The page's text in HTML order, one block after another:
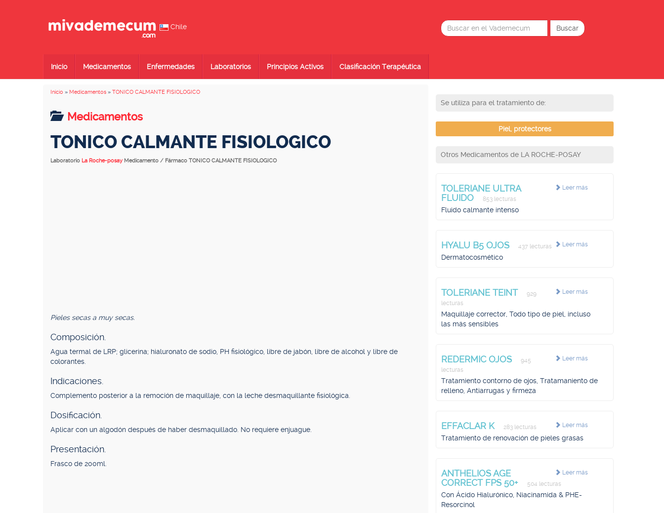
Chile
Inicio Medicamentos Enfermedades Laboratorios Principios Activos Clasificación Terapéutica
Inicio » Medicamentos » TONICO CALMANTE FISIOLOGICO
Medicamentos
TONICO CALMANTE FISIOLOGICO
Laboratorio La Roche-posay Medicamento / Fármaco TONICO CALMANTE FISIOLOGICO
Pieles secas a muy secas.
Composición.
Agua termal de LRP; glicerina; hialuronato de sodio, PH fisiológico, libre de jabón, libre de alcohol y libre de
colorantes.
Indicaciones.
Complemento posterior a la remoción de maquillaje, con la leche desmaquillante fisiológica.
Dosificación.
Aplicar con un algodón después de haber desmaquillado. No requiere enjuague.
Presentación.
Frasco de 200ml.
Se utiliza para el tratamiento de:
Piel, protectores
Otros Medicamentos de LA ROCHE-POSAY
Leer más
TOLERIANE ULTRA
FLUIDO
853 lecturas
Fluido calmante intenso
Leer más
HYALU B5 OJOS 437 lecturas
Dermatocosmético
Leer más
TOLERIANE TEINT
929
lecturas
Maquillaje corrector, Todo tipo de piel, incluso
las más sensibles
Leer más
REDERMIC OJOS
945
lecturas
Tratamiento contorno de ojos, Tratamaniento de
relleno, Antiarrugas y firmeza
Leer más
EFFACLAR K 283 lecturas
Tratamiento de renovación de pieles grasas
Leer más
ANTHELIOS AGE
CORRECT FPS 50+
504 lecturas
Con Ácido Hialurónico, Niacinamida & PHE-
Resorcinol